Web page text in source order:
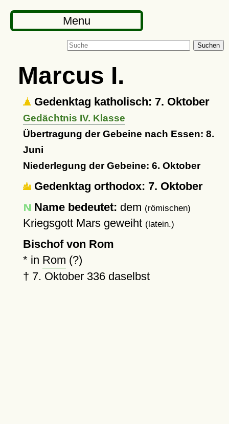
Menu
Suchen
Marcus I.
Gedenktag katholisch: 7. Oktober
Gedächtnis IV. Klasse
Übertragung der Gebeine nach Essen: 8.
Juni
Niederlegung der Gebeine: 6. Oktober
Gedenktag orthodox: 7. Oktober
Name bedeutet: dem (römischen)
Kriegsgott Mars geweiht (latein.)
Bischof von Rom
* in Rom (?)
† 7. Oktober 336daselbst